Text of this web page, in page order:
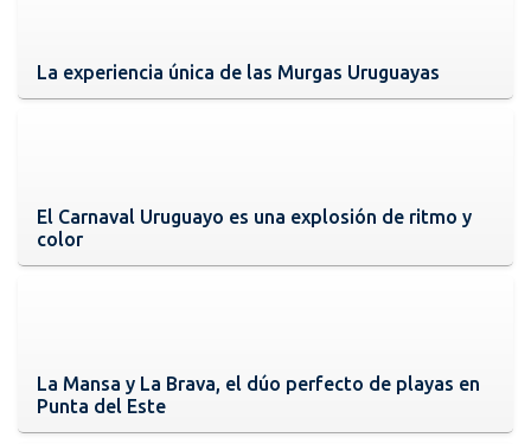
La experiencia única de las Murgas Uruguayas
El Carnaval Uruguayo es una explosión de ritmo y
color
La Mansa y La Brava, el dúo perfecto de playas en
Punta del Este